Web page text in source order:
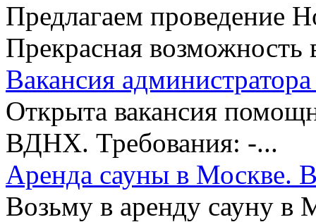
Предлагаем проведение
Прекрасная возможность
Вакансия
Открыта вакансия
ВДНХ. Требования: -...
Аренда сауны в Москве.
Возьму в аренду сауну в